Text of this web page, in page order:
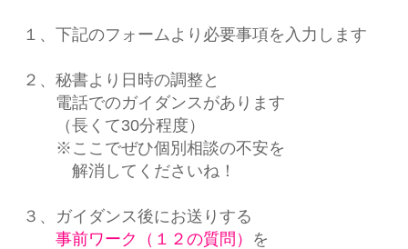
１、下記のフォームより必要事項を入力します
２、秘書より日時の調整と
電話でのガイダンスがあります
（長くて30分程度）
※ここでぜひ個別相談の不安を
解消してくださいね！
３、ガイダンス後にお送りする
事前ワーク（１２の質問）
を